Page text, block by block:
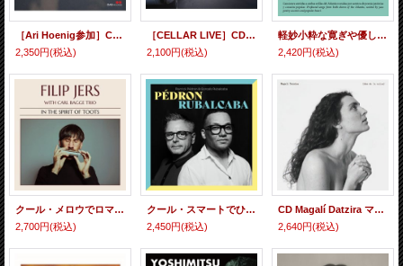
［Ari Hoenig参加］CD Andrew Moorhead アンドリュー・ムアヘッド / Interleaved
2,350円(税込)
［CELLAR LIVE］CD Nightcrawlers ナイトクローラーズ / Get Ready
2,100円(税込)
軽妙小粋な寛ぎや優しさとダイナミック・ブルージーなグルーヴ・センスを併せ持った抒情派ヴォーカルがファンキー・テイスティーなピアノ・トリオ演奏と相まって爽やかに、洒脱に妙味を揮った充実の逸品 CD PEPA NIEBLA & IGNASI TERRAZA TRIO ペパ・ニエブラ、イグナシ・テラッツァ / EN LA ORILLA DEL MUNDO
2,420円(税込)
クール・メロウでロマンティックな哀愁歌謡的情緒とバピッシュ&ブルージーな粋渋グルーヴ感をしっかり兼備した現代スウェディッシュ超絶ハーモニカ会心の爽やか名演! CD FILIP JERG with CARL BAGGE TRIO フィリップ・イェーシュ / IN THE SPIRIT OF TOOTS
2,700円(税込)
クール・スマートでひたすら爽やかに宙を舞う清涼アルトサックスとガキゴキ岩石タッチで骨太く力学的に迫る硬質ピアノの、コントラストも鮮烈な瑞々しい語らい CD PIERRICK PEDRON & GONZALO RUBALCABA ピエリック・ペドロン & ゴンサロ・ルバルカバ / PÉDRON RUBALCABA
2,450円(税込)
CD Magalí Datzira マガリ・ダッチラ / des de la cuina デス・デ・ラ・クイ
2,640円(税込)